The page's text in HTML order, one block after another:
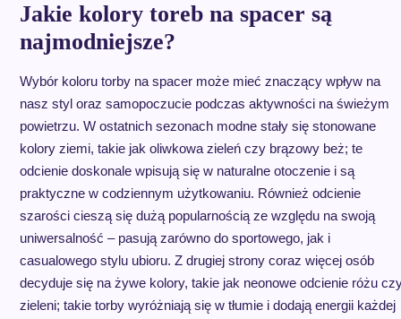
Jakie kolory toreb na spacer są
najmodniejsze?
Wybór koloru torby na spacer może mieć znaczący wpływ na
nasz styl oraz samopoczucie podczas aktywności na świeżym
powietrzu. W ostatnich sezonach modne stały się stonowane
kolory ziemi, takie jak oliwkowa zieleń czy brązowy beż; te
odcienie doskonale wpisują się w naturalne otoczenie i są
praktyczne w codziennym użytkowaniu. Również odcienie
szarości cieszą się dużą popularnością ze względu na swoją
uniwersalność – pasują zarówno do sportowego, jak i
casualowego stylu ubioru. Z drugiej strony coraz więcej osób
decyduje się na żywe kolory, takie jak neonowe odcienie różu
zieleni; takie torby wyróżniają się w tłumie i dodają energii każdej